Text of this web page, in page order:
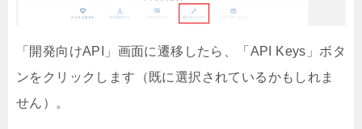
「開発向けAPI」画面に遷移したら、「API Keys」ボタ
ンをクリックします（既に選択されているかもしれま
せん）。